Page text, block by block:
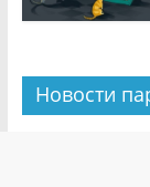
Новости